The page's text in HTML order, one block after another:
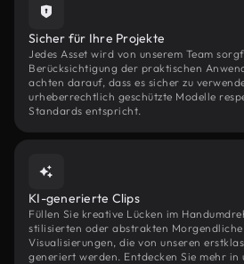
Sicher für Ihre Projekte
Jedes Asset wird von unserem Team
Berücksichtigung der praktischen
achten darauf, dass es sicher zu
urheberrechtlich geschützte Modelle
Standards entspricht.
KI-generierte Clips
Füllen Sie kreative Lücken im
stilisierten oder abstrakten
Visualisierungen, die von unseren
generiert werden. Entdecken Sie mehr in